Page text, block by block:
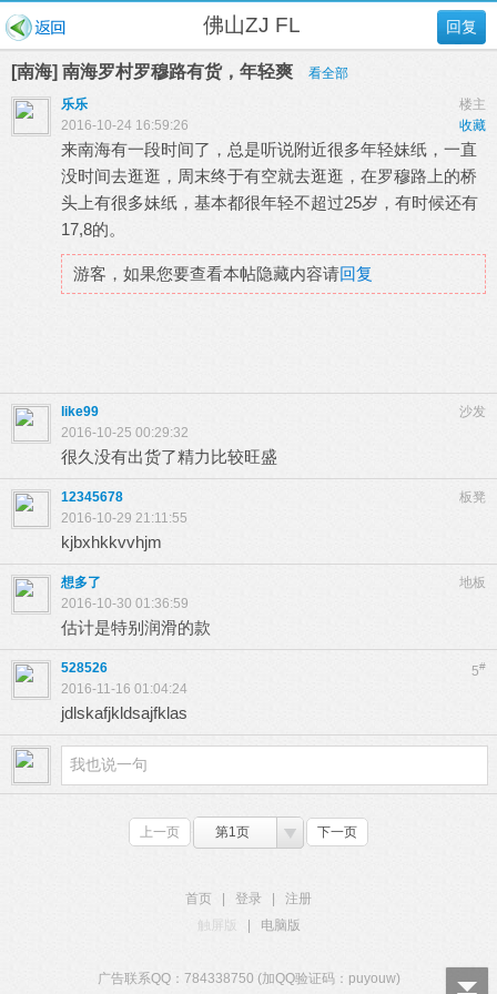
回复
佛山ZJ FL
[南海] 南海罗村罗穆路有货，年轻爽
看全部
楼主
乐乐
收藏
2016-10-24 16:59:26
来南海有一段时间了，总是听说附近很多年轻妹纸，一直
没时间去逛逛，周末终于有空就去逛逛，在罗穆路上的桥
头上有很多妹纸，基本都很年轻不超过25岁，有时候还有
17,8的。
游客，如果您要查看本帖隐藏内容请回复
沙发
like99
2016-10-25 00:29:32
很久没有出货了精力比较旺盛
板凳
12345678
2016-10-29 21:11:55
kjbxhkkvvhjm
地板
想多了
2016-10-30 01:36:59
估计是特别润滑的款
5#
528526
2016-11-16 01:04:24
jdlskafjkldsajfklas
上一页 第1页 下一页
首页 登录
注册
触屏版
电脑版
广告联系QQ：784338750 (加QQ验证码：puyouw)